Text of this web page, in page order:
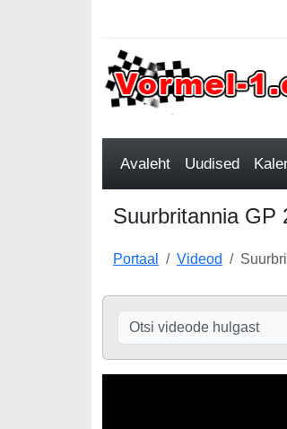
Avaleht Uudised
Suurbritannia GP
Portaal Videod